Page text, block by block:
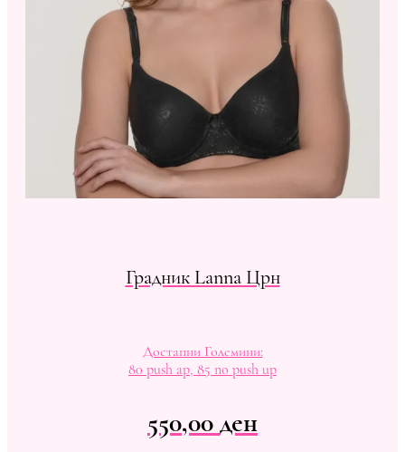
Градник Lanna Црн
Достапни Големини:
80 push ap, 85 no push up
550,00ден